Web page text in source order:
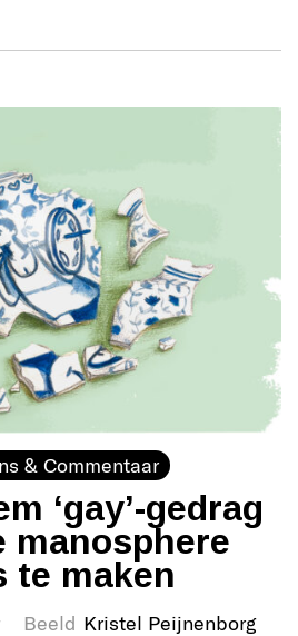
& Commentaar
‘gay’-gedrag
manosphere
te maken
Beeld Kristel Peijnenborg